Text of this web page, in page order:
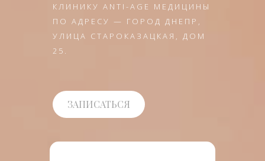
КЛИНИКУ ANTI-AGE МЕДИЦИНЫ
ПО АДРЕСУ — ГОРОД ДНЕПР,
УЛИЦА СТАРОКАЗАЦКАЯ, ДОМ
25.
ЗАПИСАТЬСЯ